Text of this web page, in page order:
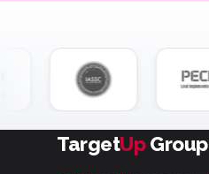
TargetUpGroup